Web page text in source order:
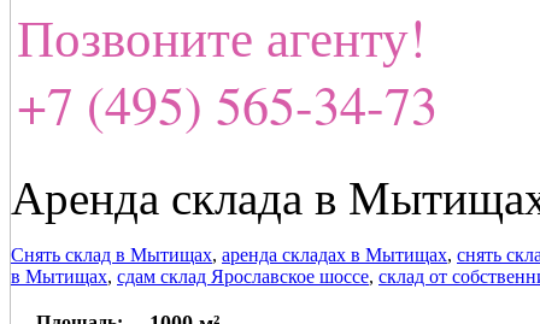
Позвоните агенту!
+7 (495) 565-34-73
Аренда склада в
Снять склад в Мытищах, аренда складах в Мытищах, снять
в Мытищах, сдам склад Ярославское шоссе, склад от